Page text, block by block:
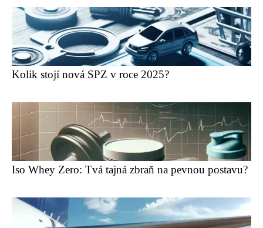
Kolik stojí nová SPZ v roce 2025?
Iso Whey Zero: Tvá tajná zbraň na pevnou postavu?